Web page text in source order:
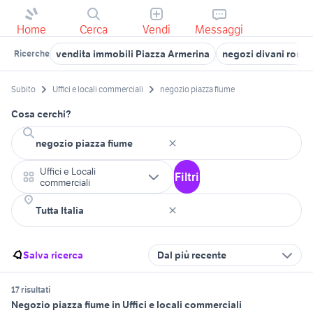
Home Cerca Vendi Messaggi
Ricerche vendita immobili Piazza Armerina negozi divani roma
Subito Uffici e locali commerciali negozio piazza fiume
Cosa cerchi?
Uffici e Locali
commerciali
Filtri
Salva ricerca Dal più recente
17 risultati
Negozio piazza fiume in Uffici e locali commerciali